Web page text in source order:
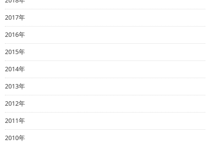
2017年
2016年
2015年
2014年
2013年
2012年
2011年
2010年